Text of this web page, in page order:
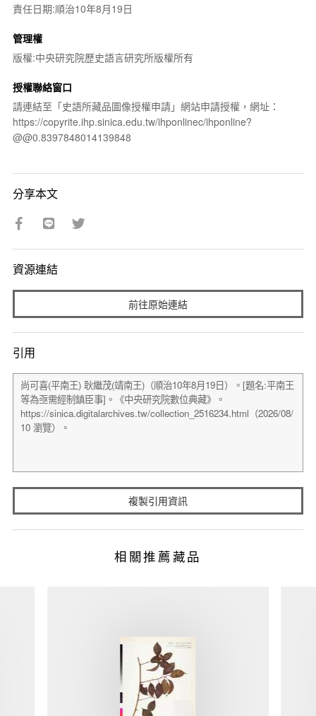
責任日期:順治10年8月19日
管理權
版權:中央研究院歷史語言研究所版權所有
授權聯絡窗口
請連結至「史語所藏品圖像授權申請」網站申請授權，網址：
https://copyrite.ihp.sinica.edu.tw/ihponlinec/ihponline?
@@0.8397848014139848
分享本文
資源連結
前往原始連結
引用
複製引用資訊
相關推薦藏品